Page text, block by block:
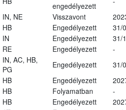
engedélyezett
IN, NE Visszavont
HB Engedélyezett
31/
IN Engedélyezett
31/
RE Engedélyezett
-
IN, AC, HB,
PG
Engedélyezett
31/
HB Engedélyezett
HB Folyamatban
-
HB Engedélyezett